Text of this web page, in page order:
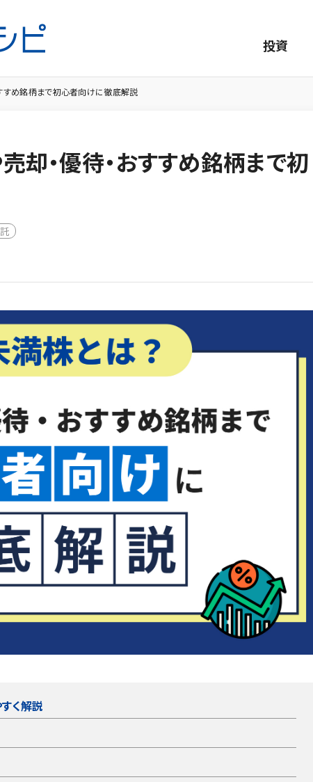
投資
すめ銘柄まで初心者向けに徹底解説
却・優待・おすすめ銘柄まで初
く解説